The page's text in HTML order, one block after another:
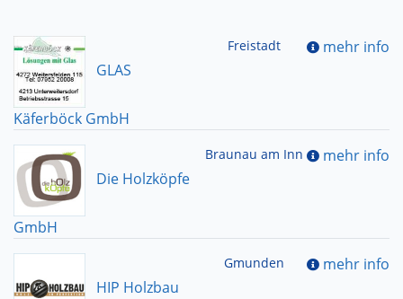
GLAS
Käferböck GmbH
Freistadt mehr info
Die Holzköpfe
GmbH
Braunau am Inn mehr info
HIP Holzbau
Gmunden mehr info